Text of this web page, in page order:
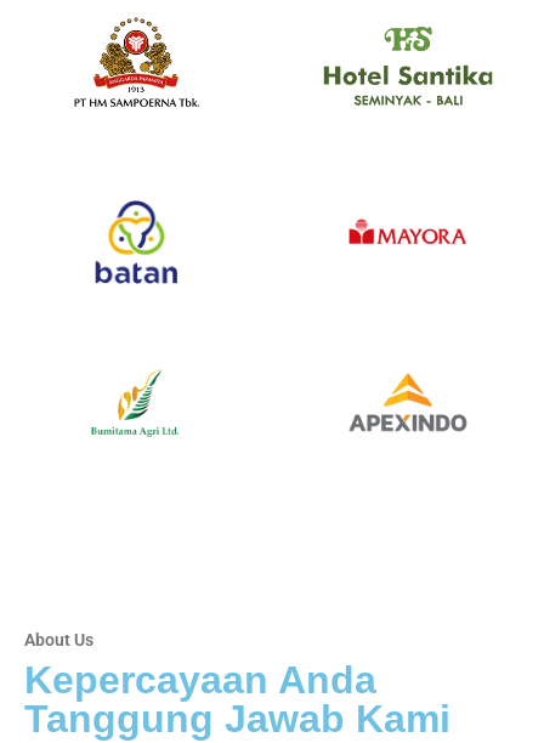
About Us
Kepercayaan Anda
Tanggung Jawab Kami